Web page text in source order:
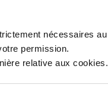
nécessaires au
permission.
relative aux cookies.